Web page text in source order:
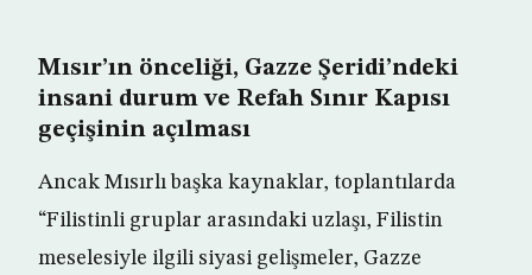
Mısır’ın önceliği, Gazze Şeridi’ndeki
insani durum ve Refah Sınır Kapısı
geçişinin açılması
Ancak Mısırlı başka kaynaklar, toplantılarda
“Filistinli gruplar arasındaki uzlaşı, Filistin
meselesiyle ilgili siyasi gelişmeler, Gazze